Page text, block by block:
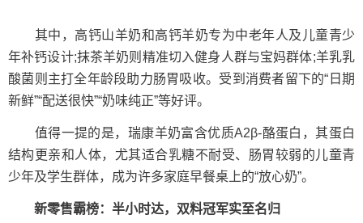
其中，高钙山羊奶和高钙羊奶专为中老年人及儿童青少
年补钙设计;抹茶羊奶则精准切入健身人群与宝妈群体;羊乳乳
酸菌则主打全年龄段助力肠胃吸收。受到消费者留下的“日期
新鲜”“配送很快”“奶味纯正”等好评。
值得一提的是，瑞康羊奶富含优质A2β-酪蛋白，其蛋白
结构更亲和人体，尤其适合乳糖不耐受、肠胃较弱的儿童青
少年及学生群体，成为许多家庭早餐桌上的“放心奶”。
新零售霸榜：半小时达，双料冠军实至名归